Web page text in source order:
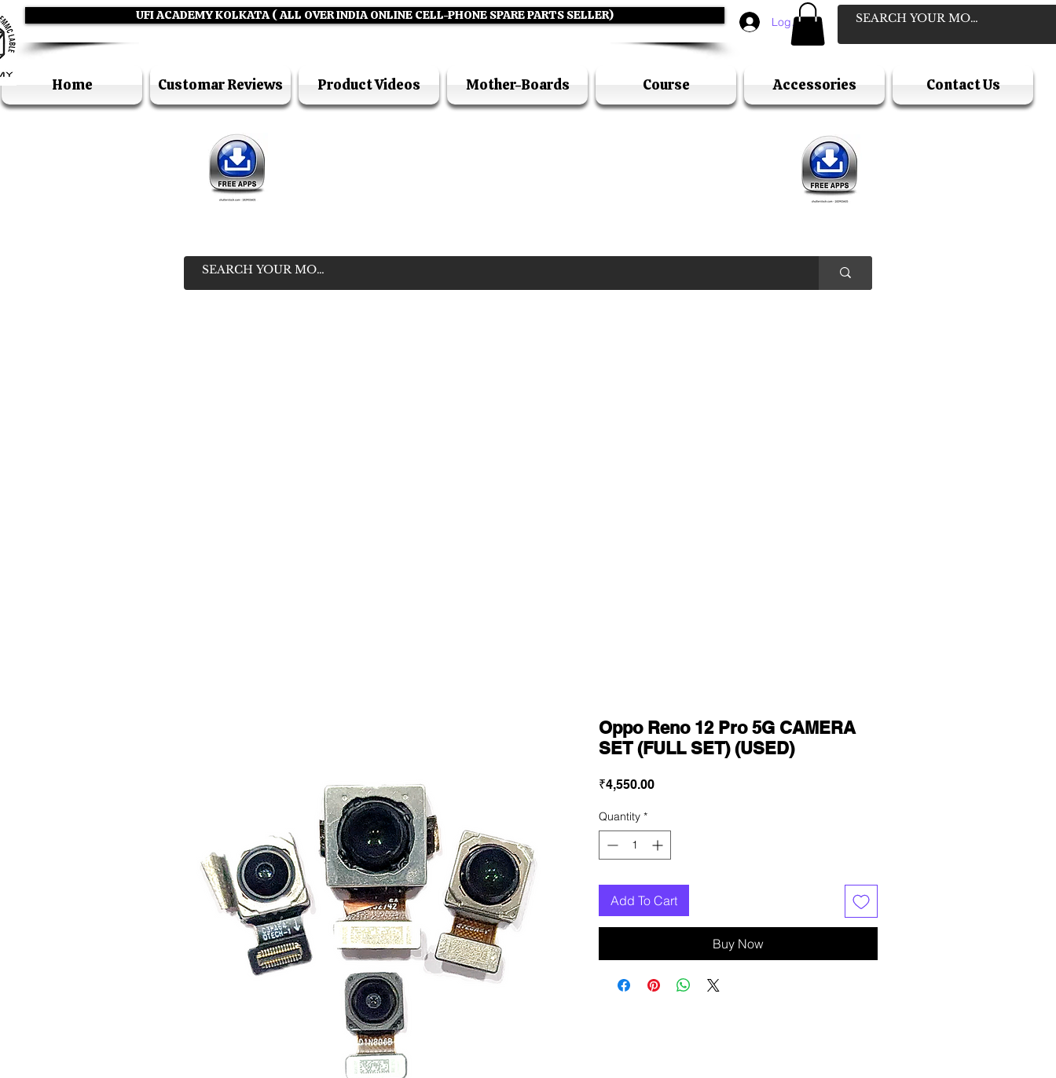
UFI ACADEMY KOLKATA ( ALL OVER INDIA ONLINE CELL-PHONE SPARE PARTS SELLER) Log In
Home Customar Reviews Product Videos Mother-Boards Course Accessories Contact Us
Oppo Reno 12 Pro 5G CAMERA
SET (FULL SET) (USED)
₹4,550.00Price
Quantity *
Add To Cart
Buy Now